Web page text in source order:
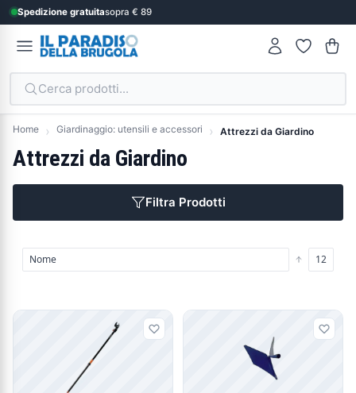
Spedizione gratuitasopra € 89
Cerca prodotti...
Home Giardinaggio: utensili e accessori Attrezzi da Giardino
Attrezzi da Giardino
Filtra Prodotti
Prodotti